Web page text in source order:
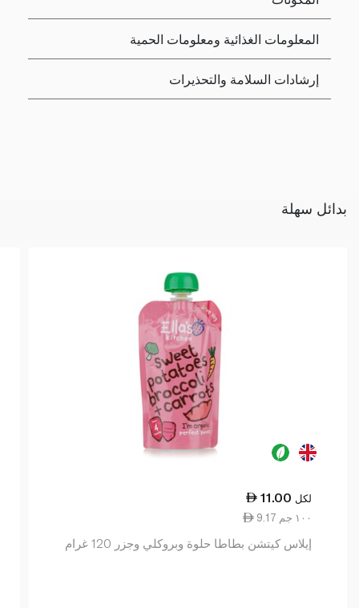
المعلومات الغذائية ومعلومات الحمية
إرشادات السلامة والتحذيرات
بدائل سهلة
11.00 لكل
9.17 ١٠٠ جم
إيلاس كيتشن بطاطا حلوة وبروكلي وجزر 120 غرام